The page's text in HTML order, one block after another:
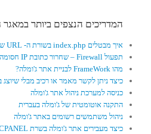
המדריכים הנצפים ביותר במאגר
איך מבטלים index.php בשורת ה- URL של האתר?
תפעול Firewall – שחרור כתובת IP חסומה
מהו FrameWork לבניית אתר ג'ומלה?
כיצד ניתן לקשר מאמר או רכיב מבלי
כניסה למערכת ניהול אתר ג'ומלה
התקנה אוטומטית של ג'ומלה בעברית
ניהול משתמשים רשומים באתר ג'ומלה
כיצד מעבירים אתר ג'ומלה בשרת CPANEL?